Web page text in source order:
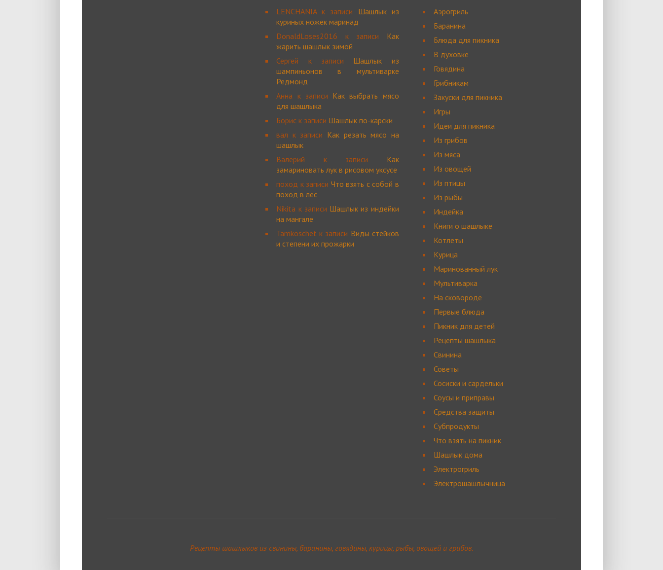
LENCHANIAк записи Шашлык из
куриных ножек маринад
DonaldLoses2016 к записи Как
жарить шашлык зимой
Сергей к записи Шашлык из
шампиньонов в мультиварке
Редмонд
Анна к записи Как выбрать мясо
для шашлыка
Борис к записи Шашлык по-карски
вал к записи Как резать мясо на
шашлык
Валерий к записи Как
замариновать лук в рисовом уксусе
поход к записи Что взять с собой в
поход в лес
Nikita к записи Шашлык из индейки
на мангале
Tamkoschet к записи Виды стейков
и степени их прожарки
Аэрогриль
Баранина
Блюда для пикника
В духовке
Говядина
Грибникам
Закуски для пикника
Игры
Идеи для пикника
Из грибов
Из мяса
Из овощей
Из птицы
Из рыбы
Индейка
Книги о шашлыке
Котлеты
Курица
Маринованный лук
Мультиварка
На сковороде
Первые блюда
Пикник для детей
Рецепты шашлыка
Свинина
Советы
Сосиски и сардельки
Соусы и приправы
Средства защиты
Субпродукты
Что взять на пикник
Шашлык дома
Электрогриль
Электрошашлычница
Рецепты шашлыков из свинины, баранины, говядины, курицы, рыбы, овощей и грибов.